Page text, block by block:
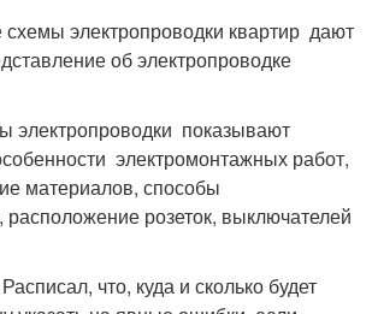
электропроводки квартир дают
об электропроводке
электропроводки показывают
электромонтажных работ,
материалов, способы
расположение розеток, выключателей
что, куда и сколько будет